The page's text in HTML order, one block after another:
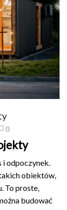
0
i odpoczynek.
obiektów,
To proste,
budować